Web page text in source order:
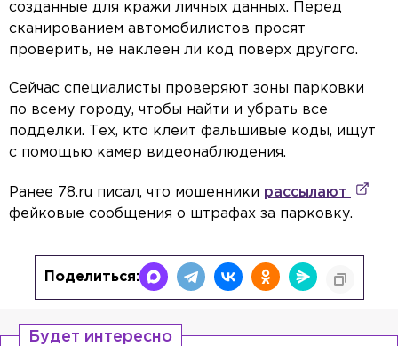
созданные для кражи личных данных. Перед
сканированием автомобилистов просят
проверить, не наклеен ли код поверх другого.
Сейчас специалисты проверяют зоны парковки
по всему городу, чтобы найти и убрать все
подделки. Тех, кто клеит фальшивые коды, ищут
с помощью камер видеонаблюдения.
Ранее 78.ru писал, что мошенники рассылают
фейковые сообщения о штрафах за парковку.
Поделиться:
Будет интересно